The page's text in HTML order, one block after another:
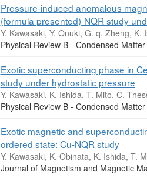
Pressure-induced anomalous
(formula presented)-NQR study
Y. Kawasaki, Y. Onuki, G. q. Zheng, K.
Physical Review B - Condensed
Exotic superconducting phase in
study under hydrostatic pressure
Y. Kawasaki, K. Ishida, T. Mito, C.
Physical Review B - Condensed
Exotic magnetic and
ordered state: Cu-NQR study
Y. Kawasaki, K. Obinata, K. Ishida, T.
Journal of Magnetism and Magnetic